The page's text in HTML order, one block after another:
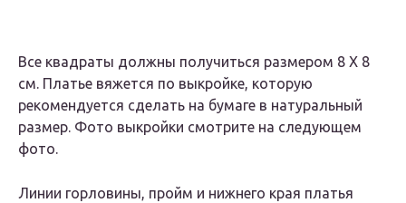
Все квадраты должны получиться размером 8 Х 8
см. Платье вяжется по выкройке, которую
рекомендуется сделать на бумаге в натуральный
размер. Фото выкройки смотрите на следующем
фото.
Линии горловины, пройм и нижнего края платья